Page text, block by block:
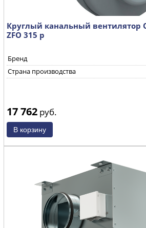
Круглый канальный вентилятор
ZFO 315 р
Бренд
Страна производства
17 762 руб.